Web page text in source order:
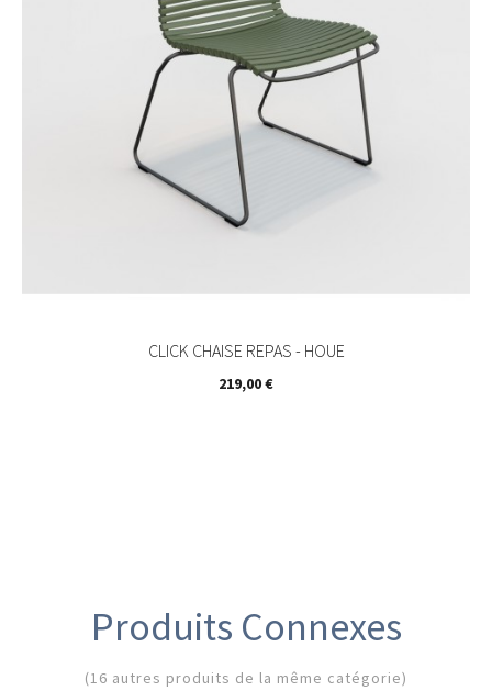
CLICK CHAISE REPAS - HOUE
Prix
219,00 €
Produits Connexes
(16 autres produits de la même catégorie)